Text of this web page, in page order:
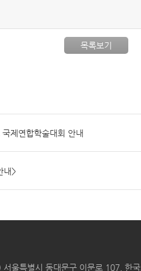
목록보기
제연합학술대회 안내
내>
울특별시 동대문구 이문로 107, 한